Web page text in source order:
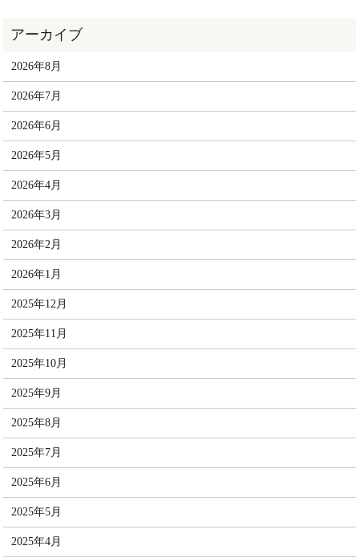
2026年8月
2026年7月
2026年6月
2026年5月
2026年4月
2026年3月
2026年2月
2026年1月
2025年12月
2025年11月
2025年10月
2025年9月
2025年8月
2025年7月
2025年6月
2025年5月
2025年4月